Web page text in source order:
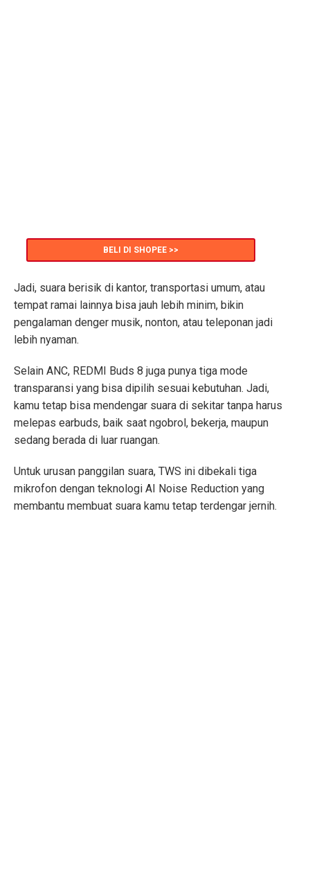
BELI DI SHOPEE >>
Jadi, suara berisik di kantor, transportasi umum, atau
tempat ramai lainnya bisa jauh lebih minim, bikin
pengalaman denger musik, nonton, atau teleponan jadi
lebih nyaman.
Selain ANC, REDMI Buds 8 juga punya tiga mode
transparansi yang bisa dipilih sesuai kebutuhan. Jadi,
kamu tetap bisa mendengar suara di sekitar tanpa harus
melepas earbuds, baik saat ngobrol, bekerja, maupun
sedang berada di luar ruangan.
Untuk urusan panggilan suara, TWS ini dibekali tiga
mikrofon dengan teknologi AI Noise Reduction yang
membantu membuat suara kamu tetap terdengar jernih.